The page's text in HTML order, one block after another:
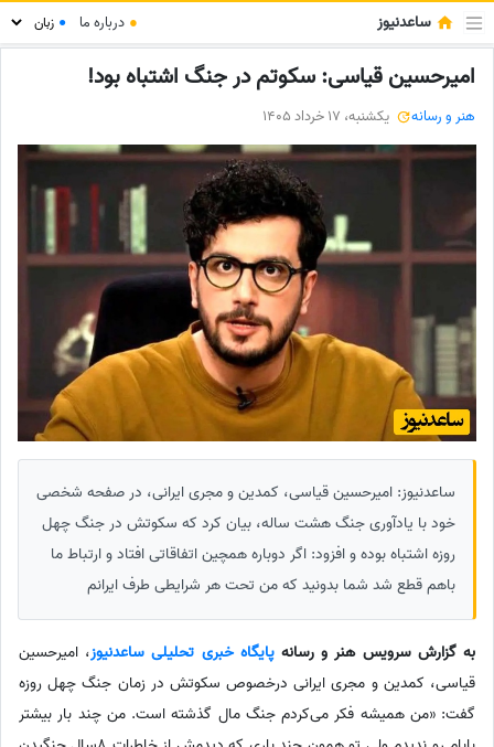
ساعدنیوز ● درباره ما ●
امیرحسین قیاسی: سکوتم در جنگ اشتباه بود!
هنر و رسانه یکشنبه، 17 خرداد 1405
ساعدنیوز: امیرحسین قیاسی، کمدین و مجری ایرانی، در صفحه شخصی
خود با یادآوری جنگ هشت ساله، بیان کرد که سکوتش در جنگ چهل
روزه اشتباه بوده و افزود: اگر دوباره همچین اتفاقاتى افتاد و ارتباط ما
باهم قطع شد شما بدونید که من تحت هر شرایطى طرف ایرانم
به گزارش سرویس هنر و رسانهپایگاه خبری تحلیلی ساعدنیوز، امیرحسین
قیاسی، کمدین و مجری ایرانی درخصوص سکوتش در زمان جنگ چهل روزه
گفت: «من همیشه فکر مى‌کردم جنگ مال گذشته است. من چند بار بیشتر